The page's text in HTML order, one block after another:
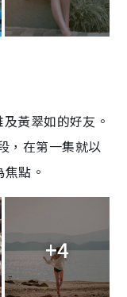
黃翠如的好友。
，在第一集就以
點。
+4